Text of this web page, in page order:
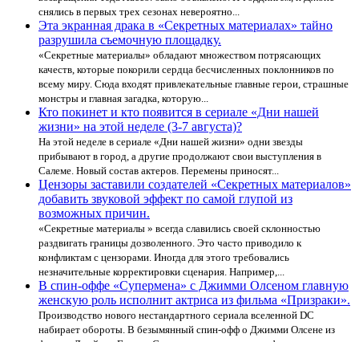
снялись в первых трех сезонах невероятно...
Эта экранная драка в «Секретных материалах» тайно
разрушила съемочную площадку.
«Секретные материалы» обладают множеством потрясающих
качеств, которые покорили сердца бесчисленных поклонников по
всему миру. Сюда входят привлекательные главные герои, страшные
монстры и главная загадка, которую...
Кто покинет и кто появится в сериале «Дни нашей
жизни» на этой неделе (3-7 августа)?
На этой неделе в сериале «Дни нашей жизни» одни звезды
прибывают в город, а другие продолжают свои выступления в
Салеме. Новый состав актеров. Перемены приносят...
Цензоры заставили создателей «Секретных материалов»
добавить звуковой эффект по самой глупой из
возможных причин.
«Секретные материалы » всегда славились своей склонностью
раздвигать границы дозволенного. Это часто приводило к
конфликтам с цензорами. Иногда для этого требовались
незначительные корректировки сценария. Например,...
В спин-оффе «Супермена» с Джимми Олсеном главную
женскую роль исполнит актриса из фильма «Призраки».
Производство нового нестандартного сериала вселенной DC
набирает обороты. В безымянный спин-офф о Джимми Олсене из